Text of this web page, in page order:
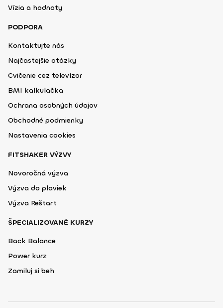
Vízia a hodnoty
PODPORA
Kontaktujte nás
Najčastejšie otázky
Cvičenie cez televízor
BMI kalkulačka
Ochrana osobných údajov
Obchodné podmienky
Nastavenia cookies
FITSHAKER VÝZVY
Novoročná výzva
Výzva do plaviek
Výzva Reštart
ŠPECIALIZOVANÉ KURZY
Back Balance
Power kurz
Zamiluj si beh